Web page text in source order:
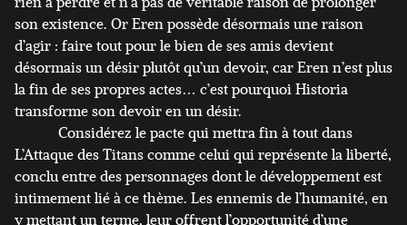
son existence. Or Eren possède désormais une raison
d’agir : faire tout pour le bien de ses amis devient
désormais un désir plutôt qu’un devoir, car Eren n’est plus
la fin de ses propres actes… c’est pourquoi Historia
transforme son devoir en un désir.
Considérez le pacte qui mettra fin à tout dans
L’Attaque des Titans comme celui qui représente la liberté,
conclu entre des personnages dont le développement est
intimement lié à ce thème. Les ennemis de l’humanité, en
y mettant un terme, leur offrent l’opportunité d’une